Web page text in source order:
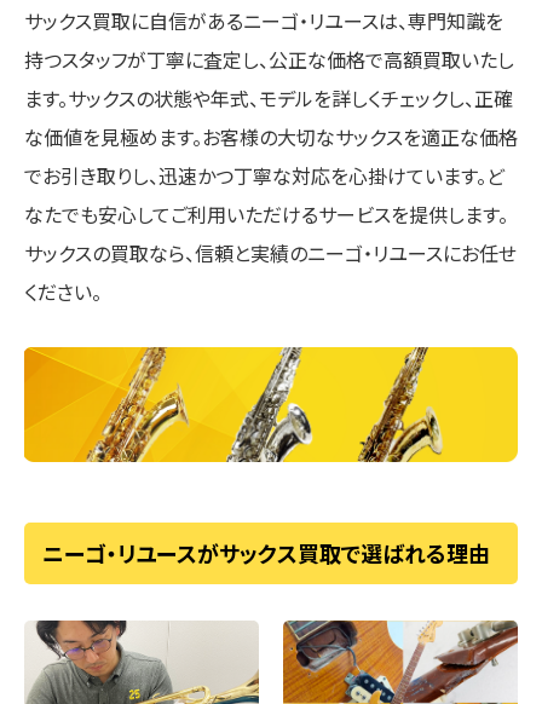
サックス買取に自信があるニーゴ・リユースは、専門知識を
持つスタッフが丁寧に査定し、公正な価格で高額買取いたし
ます。サックスの状態や年式、モデルを詳しくチェックし、正確
な価値を見極めます。お客様の大切なサックスを適正な価格
でお引き取りし、迅速かつ丁寧な対応を心掛けています。ど
なたでも安心してご利用いただけるサービスを提供します。
サックスの買取なら、信頼と実績のニーゴ・リユースにお任せ
ください。
ニーゴ・リユースがサックス買取で選ばれる理由